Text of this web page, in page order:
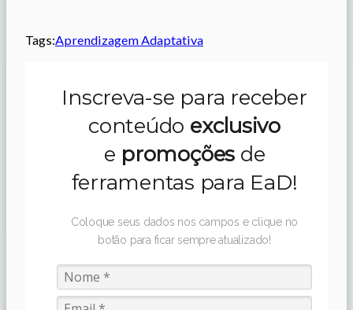
Tags:Aprendizagem Adaptativa
Inscreva-se para receber
conteúdo exclusivo
e promoções de
ferramentas para EaD!
Coloque seus dados nos campos e clique no
botão para ficar sempre atualizado!